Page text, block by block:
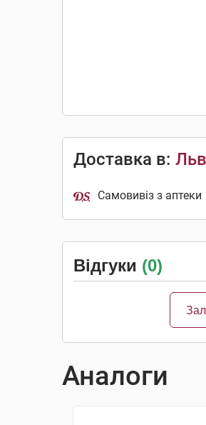
Доставка в:
Самовивіз з аптеки
Відгуки (0)
Аналоги